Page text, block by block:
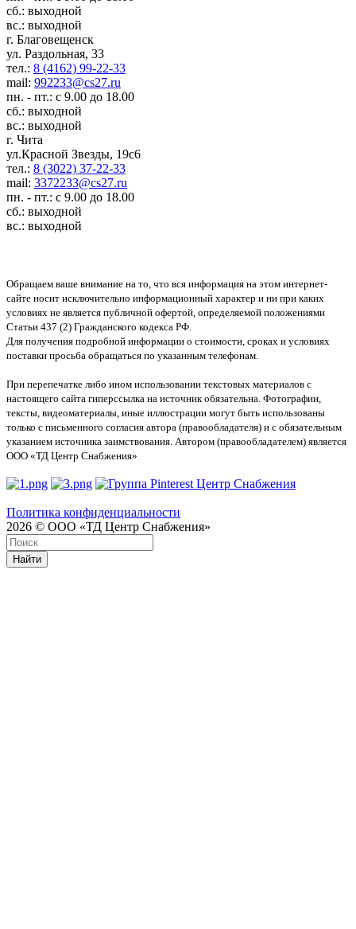
сб.: выходной
вс.: выходной
г. Благовещенск
ул. Раздольная, 33
тел.: 8 (4162) 99-22-33
mail: 992233@cs27.ru
пн. - пт.: с 9.00 до 18.00
сб.: выходной
вс.: выходной
г. Чита
ул.Красной Звезды, 19с6
тел.: 8 (3022) 37-22-33
mail: 3372233@cs27.ru
пн. - пт.: с 9.00 до 18.00
сб.: выходной
вс.: выходной
Обращаем ваше внимание на то, что вся информация на этом интернет-
сайте носит исключительно информационный характер и ни при каких
условиях не является публичной офертой, определяемой положениями
Статьи 437 (2) Гражданского кодекса РФ.
Для получения подробной информации о стоимости, сроках и условиях
поставки просьба обращаться по указанным телефонам.
При перепечатке либо ином использовании текстовых материалов с
настоящего сайта гиперссылка на источник обязательна. Фотографии,
тексты, видеоматериалы, иные иллюстрации могут быть использованы
только с письменного согласия автора (правообладателя) и с обязательным
указанием источника заимствования. Автором (правообладателем) является
ООО «ТД Центр Снабжения»
Политика конфиденциальности
2026 © ООО «ТД Центр Снабжения»
Найти